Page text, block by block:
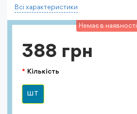
Всi характеристики
Немає в наявності
388 грн
Кількість
ШТ